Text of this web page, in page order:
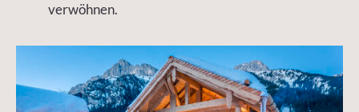
verwöhnen.